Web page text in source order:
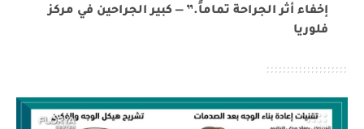
إخفاء أثر الجراحة تماماً.” — كبير الجراحين في مركز
فلوريا